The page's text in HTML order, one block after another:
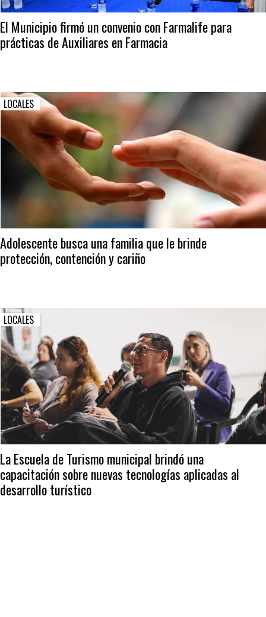
El Municipio firmó un convenio con Farmalife para
prácticas de Auxiliares en Farmacia
LOCALES
Adolescente busca una familia que le brinde
protección, contención y cariño
LOCALES
La Escuela de Turismo municipal brindó una
capacitación sobre nuevas tecnologías aplicadas al
desarrollo turístico